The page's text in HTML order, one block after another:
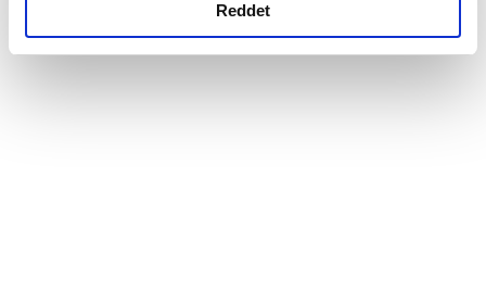
okumak ve sitemizi ziyaretiniz kapsamında
Reddet